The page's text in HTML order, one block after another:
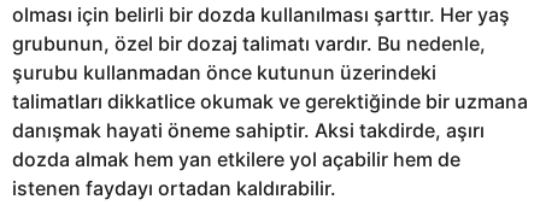
olması için belirli bir dozda kullanılması şarttır. Her yaş
grubunun, özel bir dozaj talimatı vardır. Bu nedenle,
şurubu kullanmadan önce kutunun üzerindeki
talimatları dikkatlice okumak ve gerektiğinde bir uzmana
danışmak hayati öneme sahiptir. Aksi takdirde, aşırı
dozda almak hem yan etkilere yol açabilir hem de
istenen faydayı ortadan kaldırabilir.